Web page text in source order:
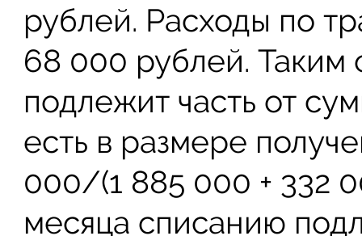
рублей. Расходы по
68 000 рублей. Таким
подлежит часть от
есть в размере
000/(1 885 000 + 332
месяца списанию